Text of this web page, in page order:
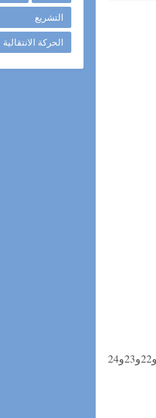
الامتحان الموحد الوطني للسنة الثانية باك الدورة العادية ، أيام 20و21و22و23و24
التشريع
الحركة الانتقالية